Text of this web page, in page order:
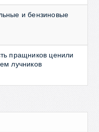
и бензиновые
пращников ценили
лучников